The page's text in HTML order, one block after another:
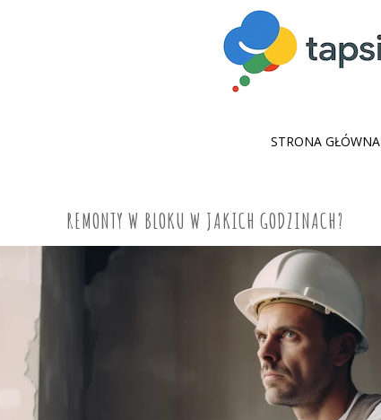
SKIP
STRONA GŁÓWNA
REMONTY W BLOKU W JAKICH GODZINACH?